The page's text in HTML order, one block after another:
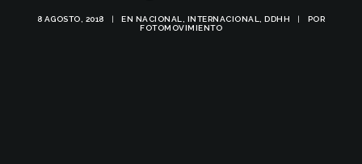
8 AGOSTO, 2018 | EN NACIONAL INTERNACIONAL ,DDHH |
POR
FOTOMOVIMIENTO